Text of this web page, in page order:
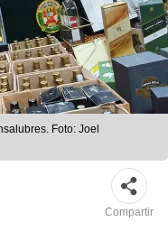
Foto: Joel
Compartir